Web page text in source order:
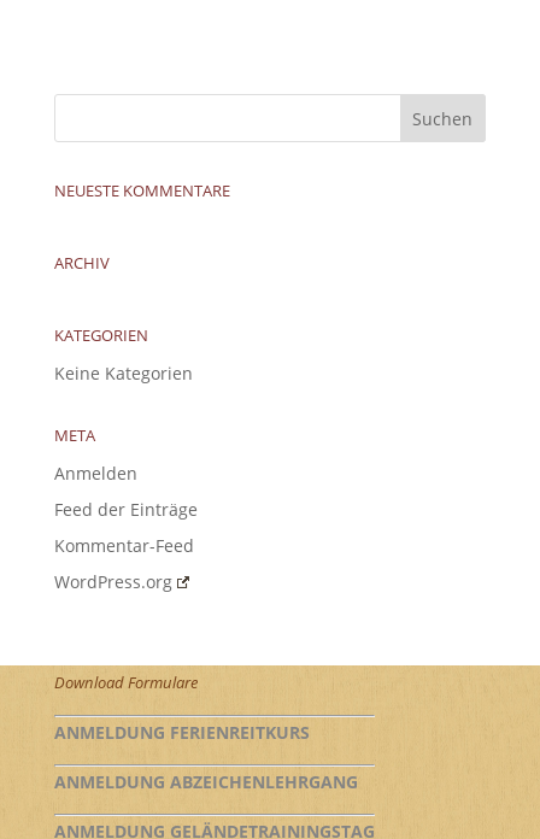
NEUESTE KOMMENTARE
ARCHIV
KATEGORIEN
Keine Kategorien
META
Anmelden
Feed der Einträge
Kommentar-Feed
WordPress.org
Download Formulare
ANMELDUNG FERIENREITKURS
ANMELDUNG ABZEICHENLEHRGANG
ANMELDUNG GELÄNDETRAININGSTAG